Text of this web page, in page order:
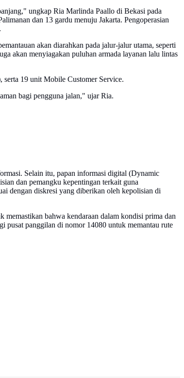
ungkap Ria Marlinda Paallo di Bekasi pada
dan 13 gardu menuju Jakarta. Pengoperasian
akan diarahkan pada jalur-jalur utama, seperti
akan menyiagakan puluhan armada layanan lalu lintas
serta 19 unit Mobile Customer Service.
bagi pengguna jalan," ujar Ria.
Selain itu, papan informasi digital (Dynamic
dan pemangku kepentingan terkait guna
dengan diskresi yang diberikan oleh kepolisian di
memastikan bahwa kendaraan dalam kondisi prima dan
pusat panggilan di nomor 14080 untuk memantau rute